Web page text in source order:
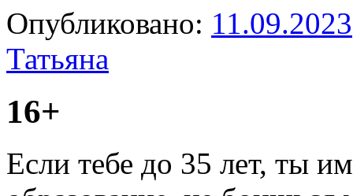
Опубликовано: 11.09.2023
Татьяна
16+
Если тебе до 35 лет, ты